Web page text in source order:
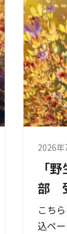
2026年
「
部
こち
込ペ